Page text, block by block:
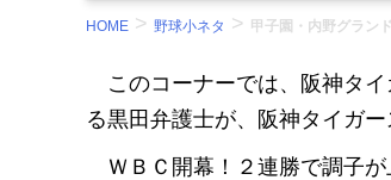
HOME > 野球小ネタ > 甲子園・内野グランド
このコーナーでは、阪神タイ
る黒田弁護士が、阪神タイガ
ＷＢＣ開幕！２連勝で調子が